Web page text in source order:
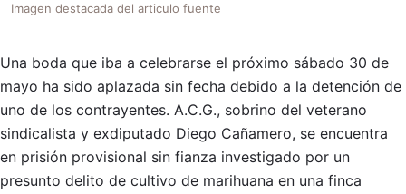
Imagen destacada del articulo fuente
Una boda que iba a celebrarse el próximo sábado 30 de
mayo ha sido aplazada sin fecha debido a la detención de
uno de los contrayentes. A.C.G., sobrino del veterano
sindicalista y exdiputado Diego Cañamero, se encuentra
en prisión provisional sin fianza investigado por un
presunto delito de cultivo de marihuana en una finca